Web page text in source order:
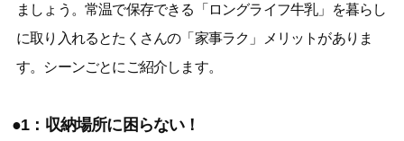
ましょう。常温で保存できる「ロングライフ牛乳」を暮らし
に取り入れるとたくさんの「家事ラク」メリットがありま
す。シーンごとにご紹介します。
●1：収納場所に困らない！